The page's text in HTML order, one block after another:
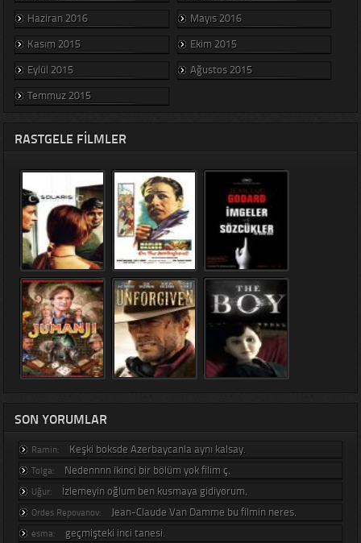
Haziran 2016
Mayıs 2016
Kasım 2015
Ekim 2015
Eylül 2015
Ağustos 2015
Temmuz 2015
RASTGELE FILMLER
SON YORUMLAR
Ramin: Keşki boksde Azerbaycanla aynı kalsay.
Tolga: Nedennnn ikinci bir bölüm yok filim ç.
Uğur: İzlemeyin oğlum ben kusmaya gidiyorum.
Ordes Repovanov: Jean-Claude Van Damme bu filmin neres.
esma: geçmişteki inci tanesi.